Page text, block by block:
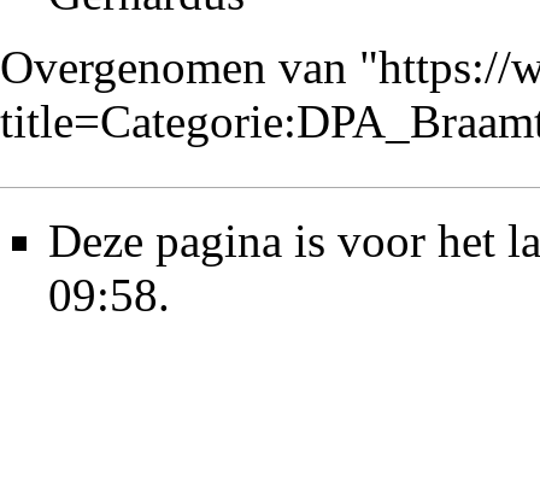
Overgenomen van "https://
Deze pagina is voor het
09:58.